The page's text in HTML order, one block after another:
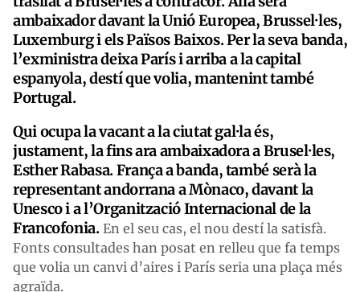
ambaixador davant la Unió Europea, Brussel·les,
Luxemburg i els Països Baixos. Per la seva banda,
l’exministra deixa París i arriba a la capital
espanyola, destí que volia, mantenint també
Portugal.
Qui ocupa la vacant a la ciutat gal·la és,
justament, la fins ara ambaixadora a Brusel·les,
Esther Rabasa. França a banda, també serà la
representant andorrana a Mònaco, davant la
Unesco i a l’Organització Internacional de la
Francofonia.En el seu cas, el nou destí la satisfà.
Fonts consultades han posat en relleu que fa temps
que volia un canvi d’aires i París seria una plaça més
agraïda.